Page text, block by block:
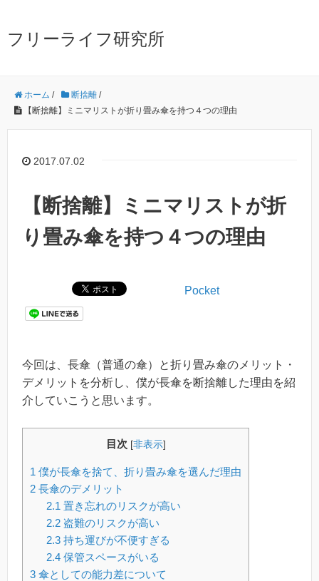
フリーライフ研究所
ホーム / 断捨離 /
【断捨離】ミニマリストが折り畳み傘を持つ４つの理由
2017.07.02
【断捨離】ミニマリストが折
り畳み傘を持つ４つの理由
Pocket
今回は、長傘（普通の傘）と折り畳み傘のメリット・
デメリットを分析し、僕が長傘を断捨離した理由を紹
介していこうと思います。
目次 [非表示]
1 僕が長傘を捨て、折り畳み傘を選んだ理由
2 長傘のデメリット
2.1 置き忘れのリスクが高い
2.2盗難のリスクが高い
2.3持ち運びが不便すぎる
2.4保管スペースがいる
3 傘としての能力差について